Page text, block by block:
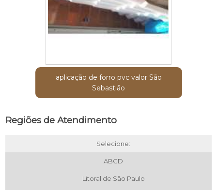
aplicação de forro pvc valor São
Sebastião
Regiões de Atendimento
Selecione:
ABCD
Litoral de São Paulo